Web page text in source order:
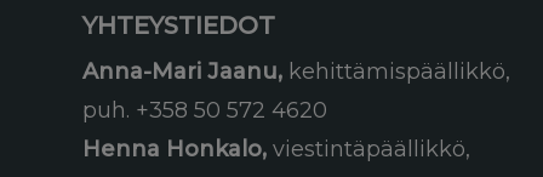
YHTEYSTIEDOT
Anna-Mari Jaanu, kehittämispäällikkö,
puh. +358 50 572 4620
Henna Honkalo, viestintäpäällikkö,